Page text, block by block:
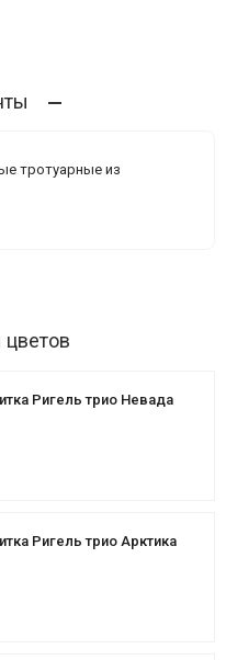
тротуарные из
Ригель трио Невада
Ригель трио Арктика